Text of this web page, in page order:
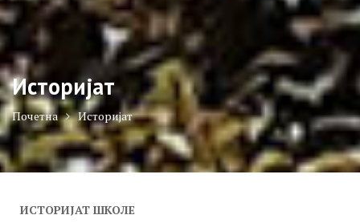
Историјат
Почетна Историјат
ИСТОРИЈАТ ШКОЛЕ